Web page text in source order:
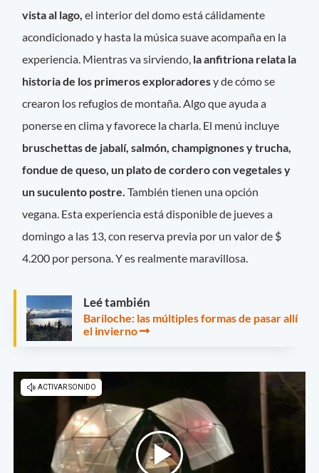
vista al lago,el interior del domo está cálidamente
acondicionado y hasta la música suave acompaña en la
experiencia. Mientras va sirviendo, la anfitriona relata la
historia de los primeros exploradoresy de cómo se
crearon los refugios de montaña. Algo que ayuda a
ponerse en clima y favorece la charla. El menú incluye
bruschettas de jabalí, salmón, champignones y trucha,
fondue de queso, un plato de cordero con vegetales y
un suculento postre. También tienen una opción
vegana. Esta experiencia está disponible de jueves a
domingo a las 13, con reserva previa por un valor de $
4.200 por persona. Y es realmente maravillosa.
Leé también
Bariloche: las múltiples formas de pasar allí
el invierno